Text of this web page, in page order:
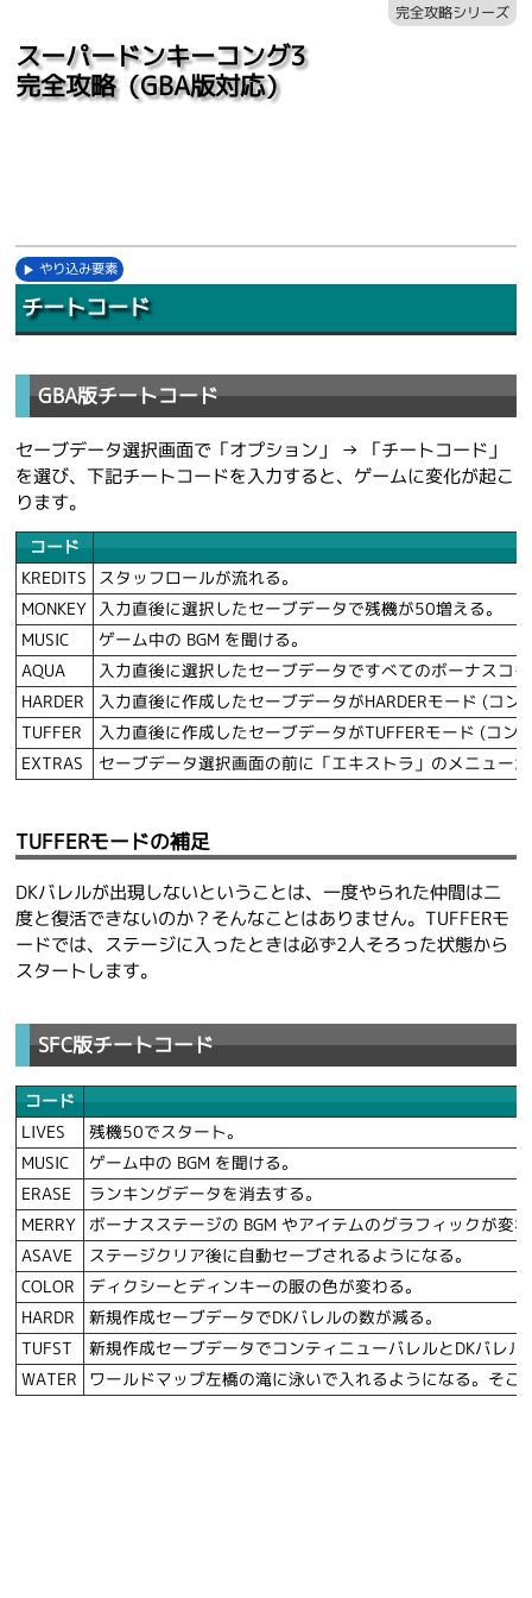
スーパードンキーコング3
完全攻略（GBA版対応）
完全攻略シリーズ
やり込み要素
チートコード
GBA版チートコード
セーブデータ選択画面で「オプション」 → 「チートコード」
を選び、下記チートコードを入力すると、ゲームに変化が起こ
ります。
コード
KREDITS
スタッフロールが流れる。
MONKEY
入力直後に選択したセーブデータで残機が50増える。
MUSIC
ゲーム中の BGM を聞ける。
AQUA
入力直後に選択したセーブデータですべてのボーナスコ
HARDER
入力直後に作成したセーブデータがHARDERモード (コ
TUFFER
入力直後に作成したセーブデータがTUFFERモード (コ
EXTRAS
セーブデータ選択画面の前に「エキストラ」のメニュー
TUFFERモードの補足
DKバレルが出現しないということは、一度やられた仲間は二
度と復活できないのか？そんなことはありません。TUFFERモ
ードでは、ステージに入ったときは必ず2人そろった状態から
スタートします。
SFC版チートコード
コード
LIVES
残機50でスタート。
MUSIC
ゲーム中の BGM を聞ける。
ERASE
ランキングデータを消去する。
MERRY
ボーナスステージの BGM やアイテムのグラフィックが変
ASAVE
ステージクリア後に自動セーブされるようになる。
COLOR
ディクシーとディンキーの服の色が変わる。
HARDR
新規作成セーブデータでDKバレルの数が減る。
TUFST
新規作成セーブデータでコンティニューバレルとDKバレ
WATER
ワールドマップ左橋の滝に泳いで入れるようになる。そ